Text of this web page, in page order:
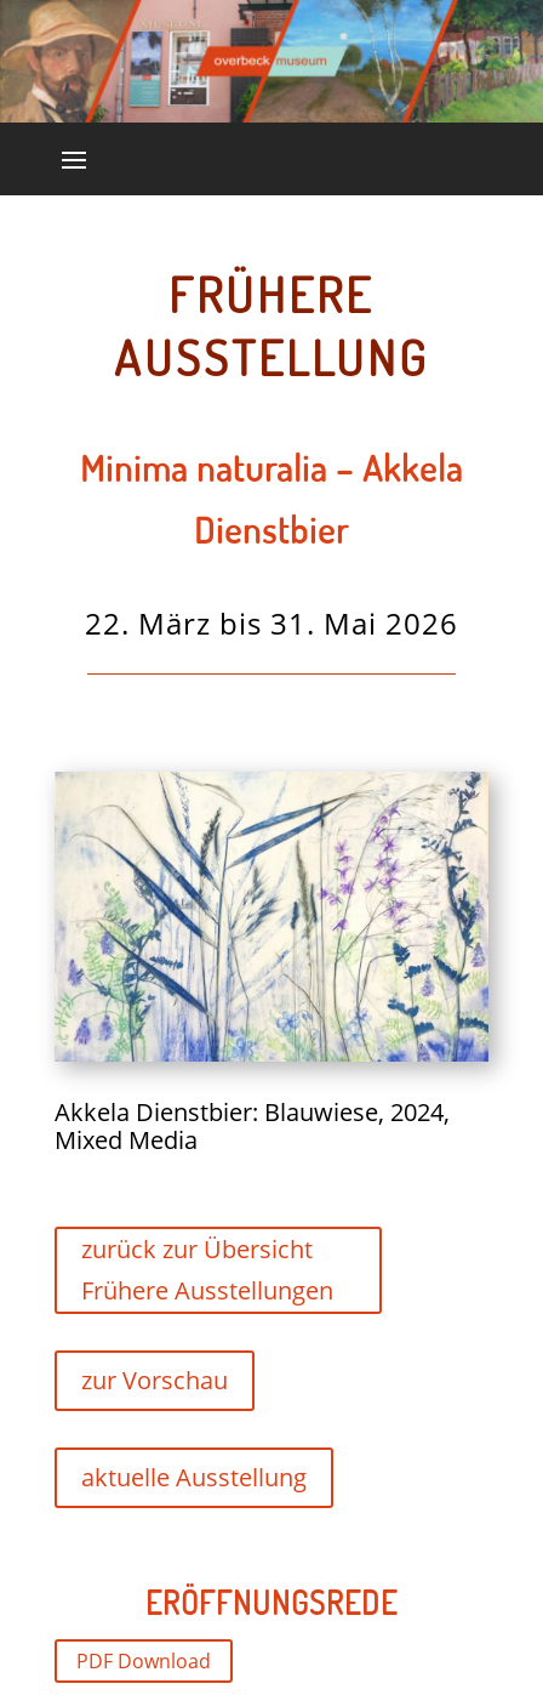
FRÜHERE
AUSSTELLUNG
Minima naturalia – Akkela
Dienstbier
22. März bis 31. Mai 2026
Akkela Dienstbier: Blauwiese, 2024,
Mixed Media
zurück zur Übersicht
Frühere Ausstellungen
zur Vorschau
aktuelle Ausstellung
ERÖFFNUNGSREDE
PDF Download